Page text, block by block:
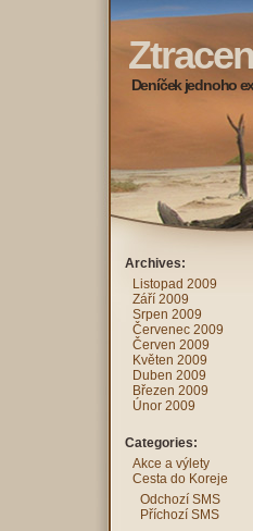
Deníček jednoho
Archives:
Listopad 2009
Září 2009
Srpen 2009
Červenec 2009
Červen 2009
Květen 2009
Duben 2009
Březen 2009
Únor 2009
Categories:
Akce a výlety
Cesta do Koreje
Odchozí SMS
Příchozí SMS